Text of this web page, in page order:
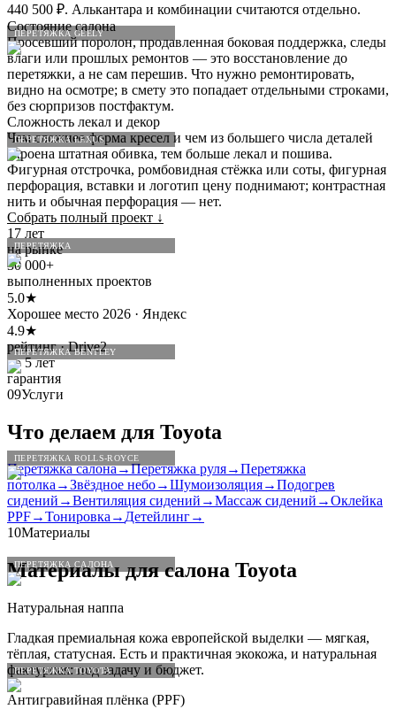
ПЕРЕТЯЖКА GEELY
ПЕРЕТЯЖКА LEXUS
ПЕРЕТЯЖКА
ПЕРЕТЯЖКА BENTLEY
ПЕРЕТЯЖКА ROLLS-ROYCE
ПЕРЕТЯЖКА САЛОНА
ПЕРЕТЯЖКА TOYOTA
440 500 ₽. Алькантара и комбинации считаются отдельно.
Состояние салона
Просевший поролон, продавленная боковая поддержка, следы
влаги или прошлых ремонтов — это восстановление до
перетяжки, а не сам перешив. Что нужно ремонтировать,
видно на осмотре; в смету это попадает отдельными строками,
без сюрпризов постфактум.
Сложность лекал и декор
Чем сложнее форма кресел и чем из большего числа деталей
скроена штатная обивка, тем больше лекал и пошива.
Фигурная отстрочка, ромбовидная стёжка или соты, фигурная
перфорация, вставки и логотип цену поднимают; контрастная
нить и обычная перфорация — нет.
Собрать полный проект ↓
17 лет
на рынке
30 000+
выполненных проектов
5.0★
Хорошее место 2026 · Яндекс
4.9★
рейтинг · Drive2
до 5 лет
гарантия
09Услуги
Что делаем для Toyota
Перетяжка салона→Перетяжка руля→Перетяжка
потолка→Звёздное небо→Шумоизоляция→Подогрев
сидений →Вентиляция сидений →Массаж сидений →Оклейка
PPF→Тонировка→Детейлинг→
10Материалы
Материалы для салона Toyota
Натуральная наппа
Гладкая премиальная кожа европейской выделки — мягкая,
тёплая, статусная. Есть и практичная экокожа, и натуральная
фактурная: под задачу и бюджет.
Антигравийная плёнка (PPF)